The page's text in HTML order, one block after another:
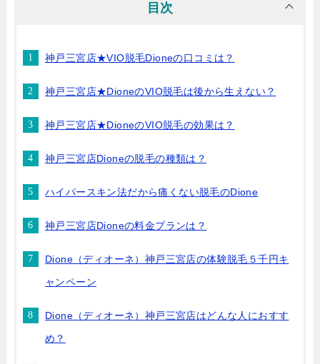
目次
神戸三宮店★VIO脱毛Dioneの口コミは？
神戸三宮店★DioneのVIO脱毛は後から生えない？
神戸三宮店★DioneのVIO脱毛の効果は？
神戸三宮店Dioneの脱毛の種類は？
ハイパースキン法だから痛くない脱毛のDione
神戸三宮店Dioneの料金プランは？
Dione（ディオーネ）神戸三宮店の体験脱毛５千円キ
ャンペーン
Dione（ディオーネ）神戸三宮店はどんな人におすす
め？